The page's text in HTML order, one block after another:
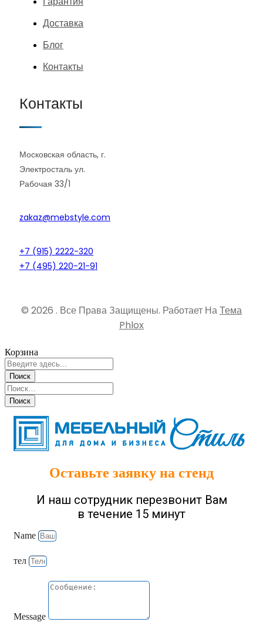
Доставка
Блог
Контакты
Контакты
Московская область, г.
Электросталь ул.
Рабочая 33/1
zakaz@mebstyle.com
+7 (915) 2222-320
+7 (495) 220-21-91
© 2026 . Все Права Защищены. Работает НаТема
Phlox
Корзина
Оставьте заявку на стенд
И наш сотрудник перезвонит Вам
в течение 15 минут
Name
тел
Message